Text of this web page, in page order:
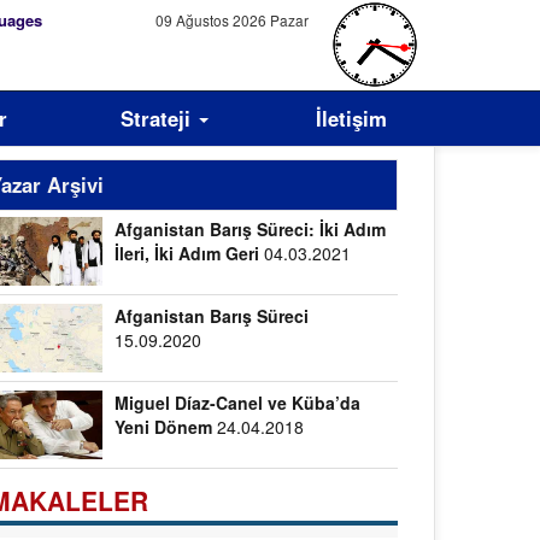
09 Ağustos 2026 Pazar
Strateji İletişim
Arşivi
Afganistan Barış Süreci: İki Adım
İleri, İki Adım Geri04.03.2021
Afganistan Barış Süreci
15.09.2020
Miguel Díaz-Canel ve Küba’da
Yeni Dönem 24.04.2018